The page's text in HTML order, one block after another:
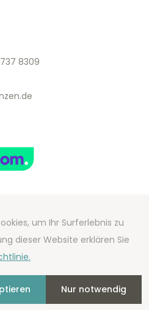
8309
Do Better Online BV
2mprove- Content by
um Ihr Surferlebnis zu
dieser Website erklären Sie
Nur notwendig